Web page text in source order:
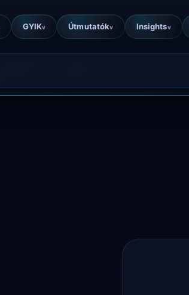
GYIKv Útmutatókv Insightsv